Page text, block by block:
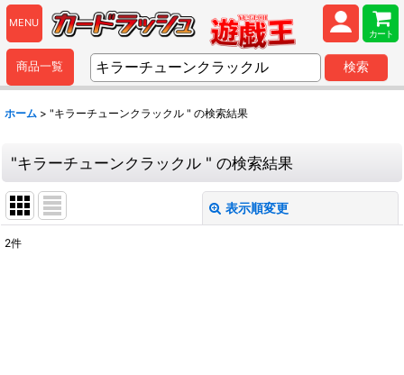
MENU
カート
商品一覧 検索
ホーム > "キラーチューンクラックル " の検索結果
"キラーチューンクラックル " の検索結果
表示順変更
2件